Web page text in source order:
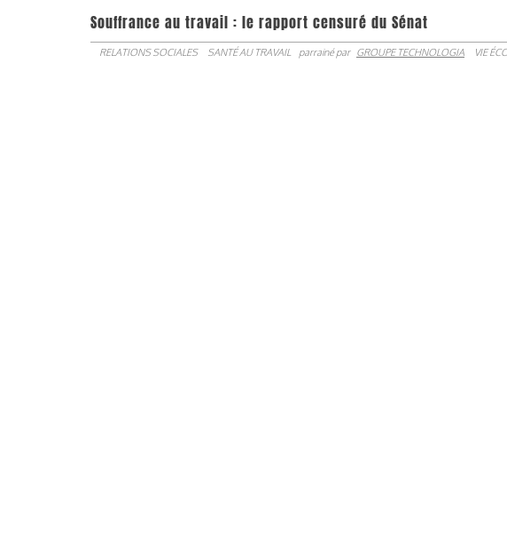
Souffrance au travail : le rapport censuré du Sénat
RELATIONS SOCIALES SANTÉ AU TRAVAIL parrainé par GROUPE TECHNOLOGIA VIE